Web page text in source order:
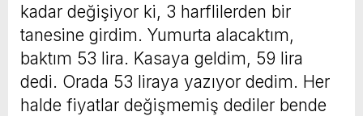
kadar değişiyor ki, 3 harflilerden bir
tanesine girdim. Yumurta alacaktım,
baktım 53 lira. Kasaya geldim, 59 lira
dedi. Orada 53 liraya yazıyor dedim. Her
halde fiyatlar değişmemiş dediler bende